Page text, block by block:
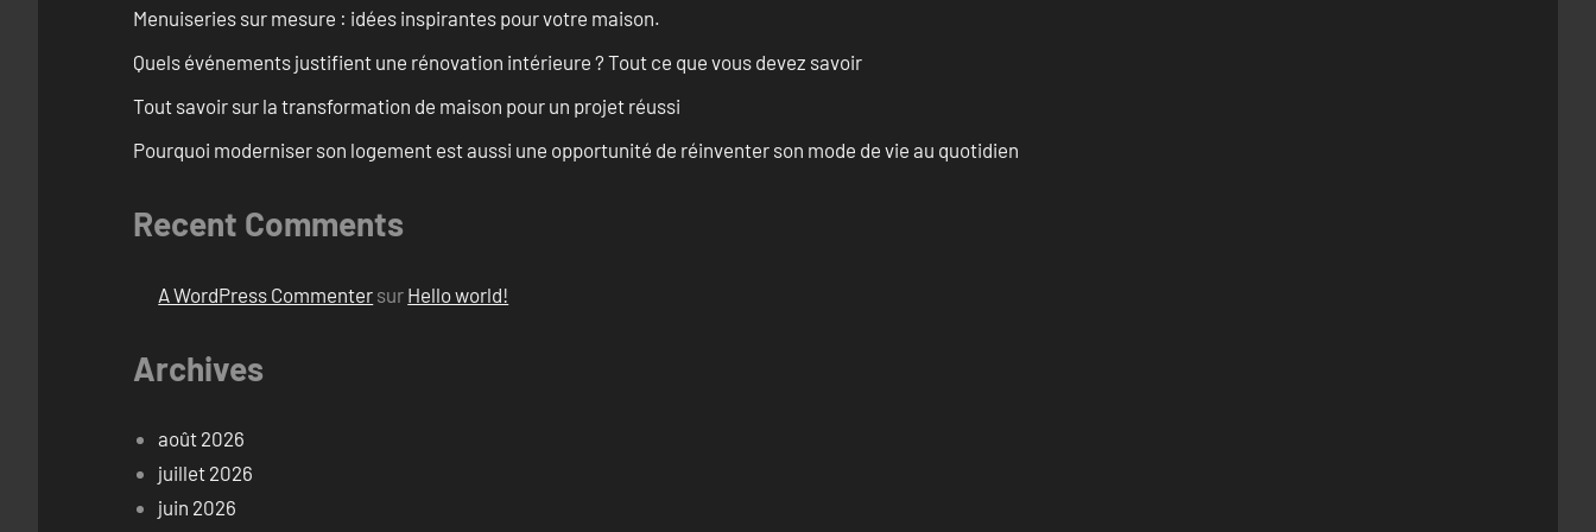
Menuiseries sur mesure : idées inspirantes pour votre maison.
Quels événements justifient une rénovation intérieure ? Tout ce que vous devez savoir
Tout savoir sur la transformation de maison pour un projet réussi
Pourquoi moderniser son logement est aussi une opportunité de réinventer son mode de vie au quotidien
Recent Comments
A WordPress Commenter sur Hello world!
Archives
août 2026
juillet 2026
juin 2026